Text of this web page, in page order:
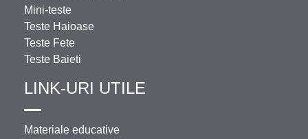
Mini-teste
Teste Haioase
Teste Fete
Teste Baieti
LINK-URI UTILE
Materiale educative